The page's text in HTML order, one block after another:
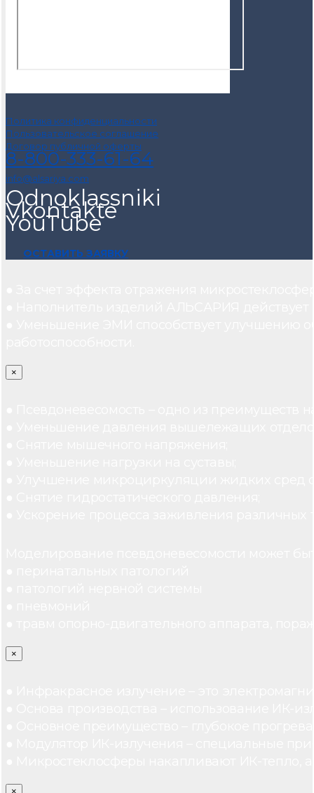
Политика конфиденциальности
Пользовательское соглашение
Договор публичной оферты
8-800-333-61-64
info@alsariya.com
Odnoklassniki
Vkontakte
YouTube
ОСТАВИТЬ ЗАЯВКУ
×
×